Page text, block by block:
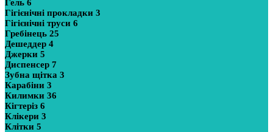
Гель 6
Гігієнічні прокладки 3
Гігієнічні труси 6
Гребінець 25
Дешеддер 4
Джерки 5
Диспенсер 7
Зубна щітка 3
Карабіни 3
Килимки 36
Кігтеріз 6
Клікери 3
Клітки 5